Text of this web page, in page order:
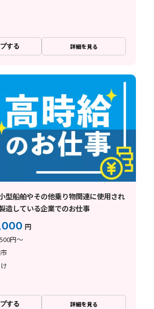
する 詳細を見る
型船舶やその他乗り物関連に使用され
造している企業でのお仕事
円
円～
する 詳細を見る